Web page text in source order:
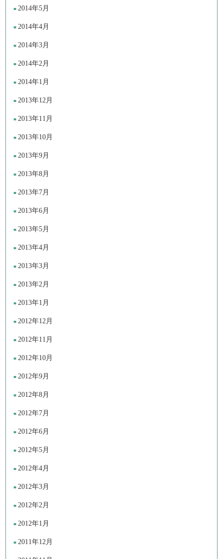
2014年5月
2014年4月
2014年3月
2014年2月
2014年1月
2013年12月
2013年11月
2013年10月
2013年9月
2013年8月
2013年7月
2013年6月
2013年5月
2013年4月
2013年3月
2013年2月
2013年1月
2012年12月
2012年11月
2012年10月
2012年9月
2012年8月
2012年7月
2012年6月
2012年5月
2012年4月
2012年3月
2012年2月
2012年1月
2011年12月